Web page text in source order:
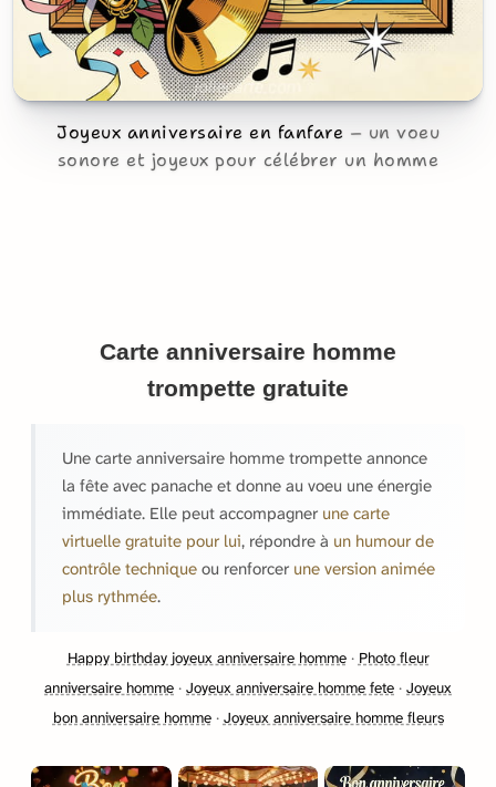
Joyeux anniversaire en fanfare
un voeu
sonore et joyeux pour célébrer un homme
Carte anniversaire homme
trompette gratuite
Une carte anniversaire homme trompette annonce
la fête avec panache et donne au voeu une énergie
immédiate. Elle peut accompagner une carte
virtuelle gratuite pour lui, répondre à un humour de
contrôle technique ou renforcer une version animée
plus rythmée.
Happy birthday joyeux anniversaire homme· Photo fleur
anniversaire homme · Joyeux anniversaire homme fete · Joyeux
bon anniversaire homme· Joyeux anniversaire homme fleurs